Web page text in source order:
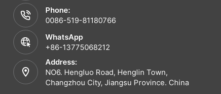
Phone:
0086-519-81180766
WhatsApp
+86-13775068212
Address:
NO6. Hengluo Road, Henglin Town,
Changzhou City, Jiangsu Province. China